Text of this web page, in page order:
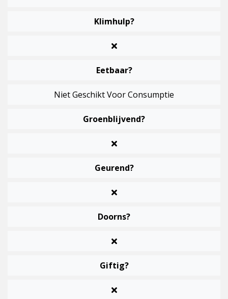
Klimhulp?
Eetbaar?
Niet Geschikt Voor Consumptie
Groenblijvend?
Geurend?
Doorns?
Giftig?